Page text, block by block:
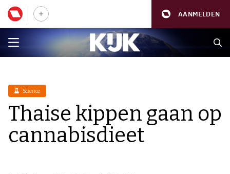
AANMELDEN
Science
Thaise kippen gaan op
cannabisdieet